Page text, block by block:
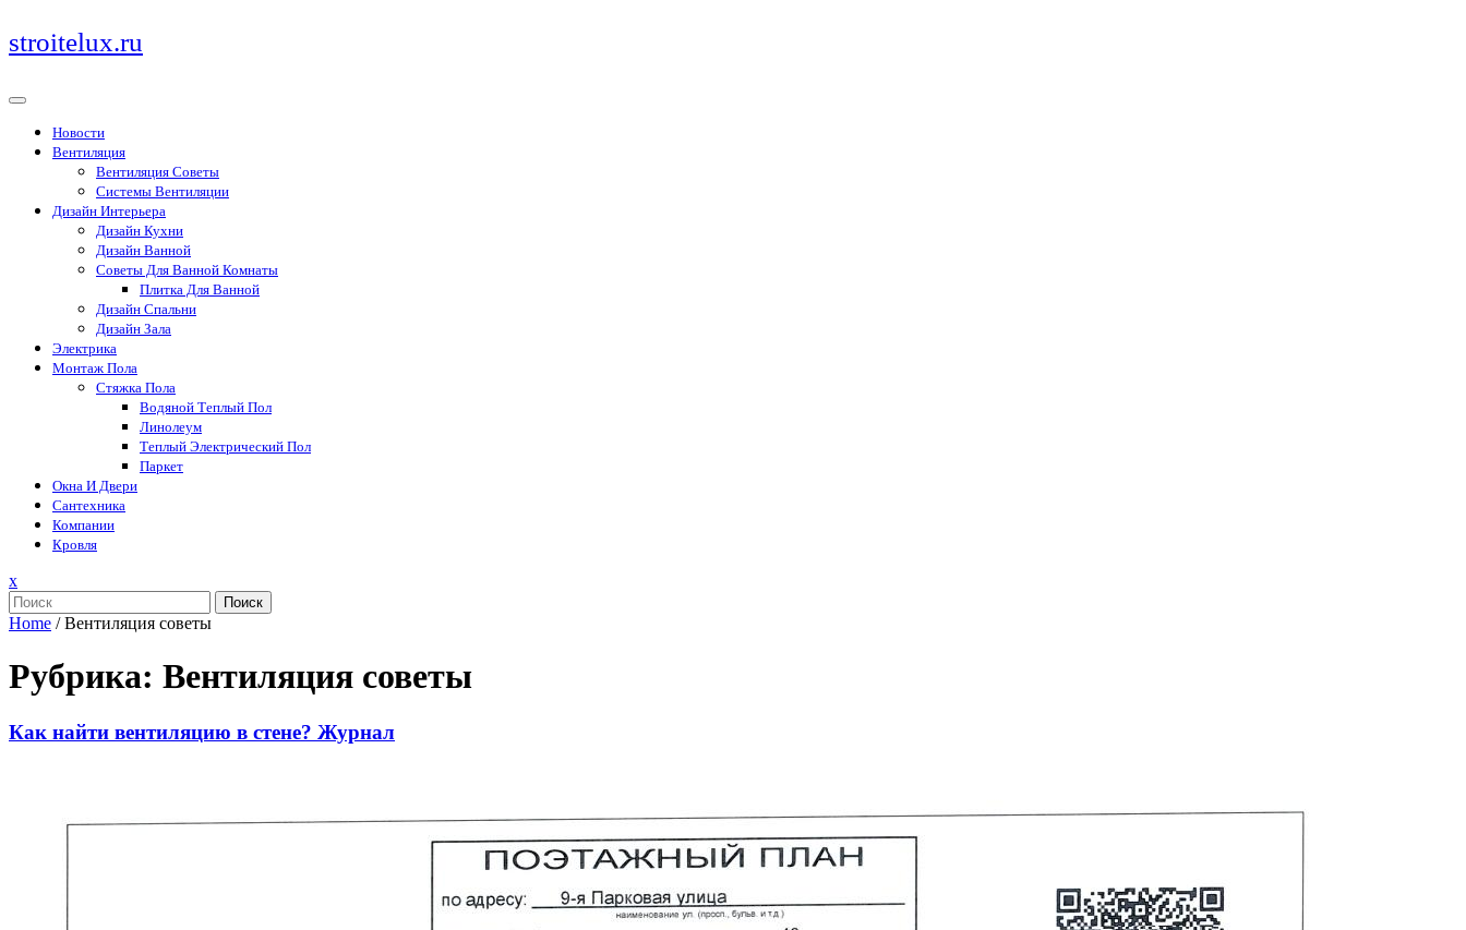
Перейти
к
stroitelux.ru
Новости
Вентиляция
Вентиляция Советы
Системы Вентиляции
Дизайн Интерьера
Дизайн Кухни
Дизайн Ванной
Советы Для Ванной Комнаты
Плитка Для Ванной
Дизайн Спальни
Дизайн Зала
Электрика
Монтаж Пола
Стяжка Пола
Водяной Теплый Пол
Линолеум
Теплый Электрический Пол
Паркет
Окна И Двери
Сантехника
Компании
Кровля
xЗакрыть
меню
Поиск
Home /Вентиляция советы
Рубрика: Вентиляция советы
Как найти вентиляцию в стене? Журнал